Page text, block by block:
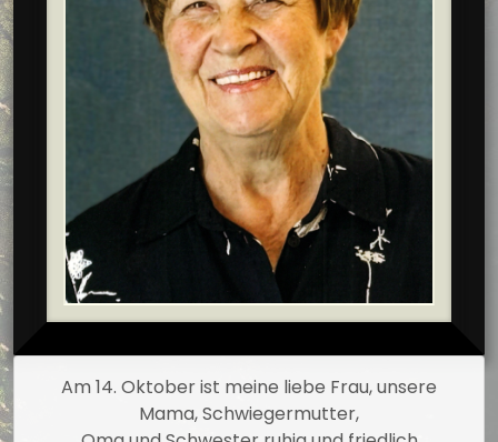
Am 14. Oktober ist meine liebe Frau, unsere
Mama, Schwiegermutter,